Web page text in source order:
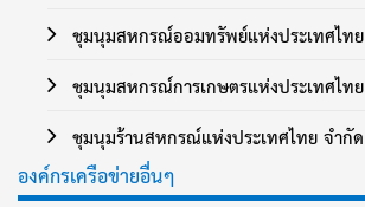
ชุมนุมสหกรณ์ออมทรัพย์แห่งประเทศไทย
ชุมนุมสหกรณ์การเกษตรแห่งประเทศไทย
ชุมนุมร้านสหกรณ์แห่งประเทศไทย จำกัด
องค์กรเครือข่ายอื่นๆ